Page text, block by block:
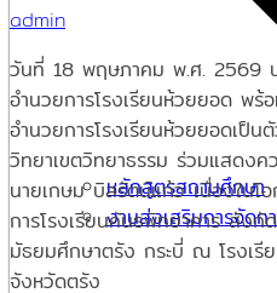
หลักสูตรสถานศึกษา
งานส่งเสริมการจัดก
admin
วันที่ 18 พฤษภาคม พ.ศ. 2569
อำนวยการโรงเรียนห้วยยอด พ
อำนวยการโรงเรียนห้วยยอดเป็น
วิทยาเขตวิทยาธรรม ร่วมแสดง
นายเกษม บิลรัตน์แก้ว เนื่องในโ
การโรงเรียนคันธพิทยาคาร สังกั
มัธยมศึกษาตรัง กระบี่ ณ โรงเรี
จังหวัดตรัง